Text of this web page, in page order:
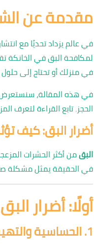
مقدمة عن
في عالم يزداد تحديًا مع
لمكافحة البق في الخانكة
في منزلك أو تحتاج إلى حلول
في هذه المقالة، سنستعرض
الحجز. تابع القراءة لتعرف
أضرار البق: كيف
البقمن أكثر الحشرات
في الحقيقة يمثل مشكلة
أولًا: أضرار
1. الحساسية